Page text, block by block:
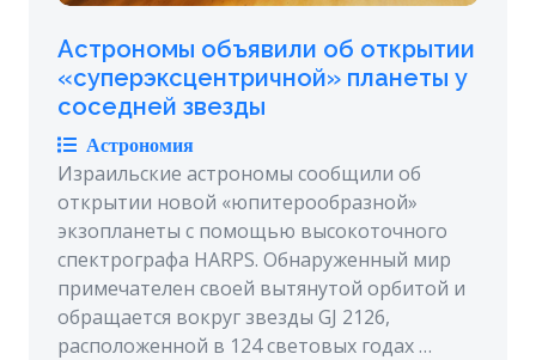
Астрономы объявили об открытии
«суперэксцентричной» планеты у
соседней звезды
Астрономия
Израильские астрономы сообщили об
открытии новой «юпитерообразной»
экзопланеты с помощью высокоточного
спектрографа HARPS. Обнаруженный мир
примечателен своей вытянутой орбитой и
обращается вокруг звезды GJ 2126,
расположенной в 124 световых годах …